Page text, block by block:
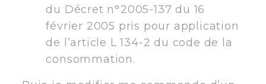
du Décret n°2005-137 du 16
février 2005 pris pour application
de l’article L 134-2 du code de la
consommation.